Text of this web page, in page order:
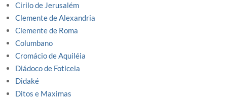
Cirilo de Jerusalém
Clemente de Alexandria
Clemente de Roma
Columbano
Cromácio de Aquiléia
Diádoco de Foticeia
Didaké
Ditos e Maximas